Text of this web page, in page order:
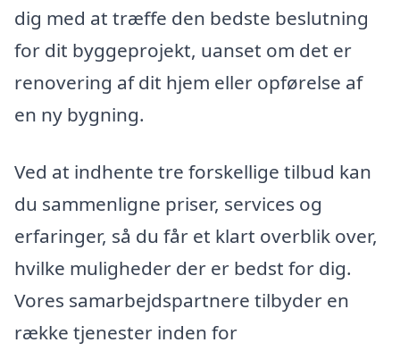
dig med at træffe den bedste beslutning
for dit byggeprojekt, uanset om det er
renovering af dit hjem eller opførelse af
en ny bygning.
Ved at indhente tre forskellige tilbud kan
du sammenligne priser, services og
erfaringer, så du får et klart overblik over,
hvilke muligheder der er bedst for dig.
Vores samarbejdspartnere tilbyder en
række tjenester inden for